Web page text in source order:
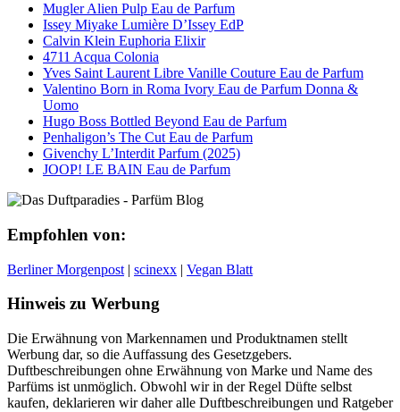
Mugler Alien Pulp Eau de Parfum
Issey Miyake Lumière D’Issey EdP
Calvin Klein Euphoria Elixir
4711 Acqua Colonia
Yves Saint Laurent Libre Vanille Couture Eau de Parfum
Valentino Born in Roma Ivory Eau de Parfum Donna &
Uomo
Hugo Boss Bottled Beyond Eau de Parfum
Penhaligon’s The Cut Eau de Parfum
Givenchy L’Interdit Parfum (2025)
JOOP! LE BAIN Eau de Parfum
Empfohlen von:
Berliner Morgenpost | scinexx | Vegan Blatt
Hinweis zu Werbung
Die Erwähnung von Markennamen und Produktnamen stellt
Werbung dar, so die Auffassung des Gesetzgebers.
Duftbeschreibungen ohne Erwähnung von Marke und Name des
Parfüms ist unmöglich. Obwohl wir in der Regel Düfte selbst
kaufen, deklarieren wir daher alle Duftbeschreibungen und Ratgeber